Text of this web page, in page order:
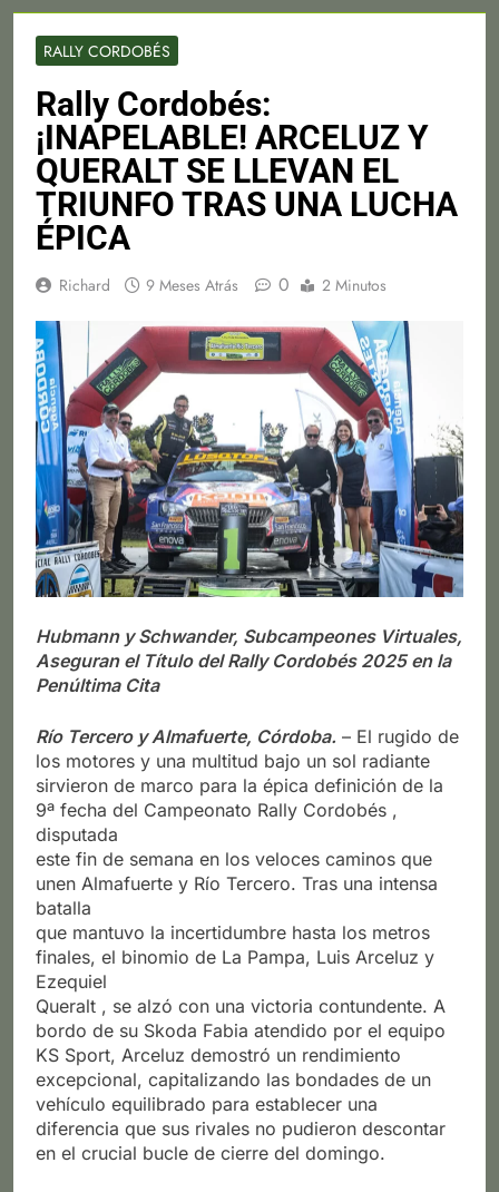
RALLY CORDOBÉS
Rally Cordobés:
¡INAPELABLE! ARCELUZ Y
QUERALT SE LLEVAN EL
TRIUNFO TRAS UNA LUCHA
ÉPICA
Richard 9 Meses Atrás 0 2 Minutos
Hubmann y Schwander, Subcampeones Virtuales,
Aseguran el Título del Rally Cordobés 2025 en la
Penúltima Cita
Río Tercero y Almafuerte, Córdoba. – El rugido de
los motores y una multitud bajo un sol radiante
sirvieron de marco para la épica definición de la
9ª fecha del Campeonato Rally Cordobés ,
disputada
este fin de semana en los veloces caminos que
unen Almafuerte y Río Tercero. Tras una intensa
batalla
que mantuvo la incertidumbre hasta los metros
finales, el binomio de La Pampa, Luis Arceluz y
Ezequiel
Queralt , se alzó con una victoria contundente. A
bordo de su Skoda Fabia atendido por el equipo
KS Sport, Arceluz demostró un rendimiento
excepcional, capitalizando las bondades de un
vehículo equilibrado para establecer una
diferencia que sus rivales no pudieron descontar
en el crucial bucle de cierre del domingo.